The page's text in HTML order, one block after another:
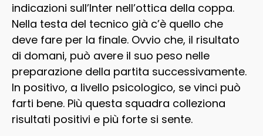
indicazioni sull’Inter nell’ottica della coppa.
Nella testa del tecnico già c’è quello che
deve fare per la finale. Ovvio che, il risultato
di domani, può avere il suo peso nelle
preparazione della partita successivamente.
In positivo, a livello psicologico, se vinci può
farti bene. Più questa squadra colleziona
risultati positivi e più forte si sente.